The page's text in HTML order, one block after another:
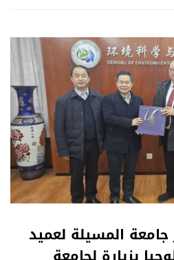
المسيلة لعميد